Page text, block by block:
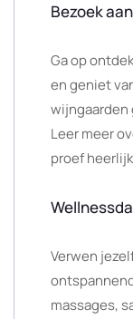
Bezoek
Ga op
en geniet
wijngaarden
Leer meer
proef
Verwen
massages,